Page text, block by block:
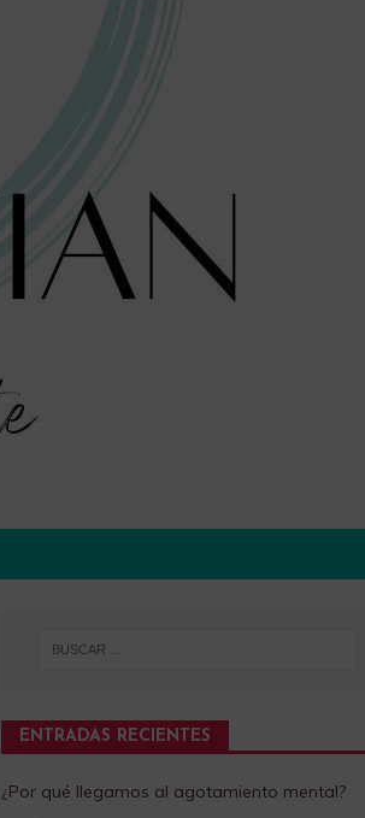
ENTRADAS RECIENTES
¿Por qué llegamos al agotamiento mental?